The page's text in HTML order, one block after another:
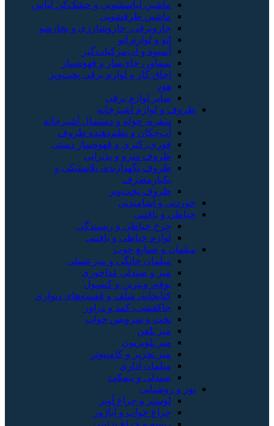
ماشین لباسشویی و خشک‌کن لباس
ماشین ظرفشویی
جاروبرقی، جاروشارژی و بخارشو
اتو و لوازم اتو
آبمیوه و آب‌مرکبات‌گیر
سماور، چای‌ساز و قهوه‌ساز
اجاق گاز و لوازم برقی پخت‌وپز
هود
سایر لوازم برقی
ظروف و لوازم آشپزخانه
سفره، حوله و دستمال آشپزخانه
آب‌چکان و نظم‌دهنده ظروف
قوری، کتری و قهوه‌ساز دستی
ظروف سرو و پذیرایی
ظروف نگهدارنده، پلاستیکی و
یکبارمصرف
ظروف پخت‌وپز
خوردنی و آشامیدنی
خیاطی و بافتنی
چرخ خیاطی و ریسندگی
لوازم خیاطی و بافتنی
مبلمان و صنایع چوب
مبلمان خانگی و میزعسلی
میز و صندلی غذاخوری
بوفه، ویترین و کنسول
کتابخانه، شلف و قفسه‌های دیواری
جاکفشی، کمد و دراور
تخت و سرویس خواب
میز تلفن
میز تلویزیون
میز تحریر و کامپیوتر
مبلمان اداری
صندلی و نیمکت
نور و روشنایی
لوستر و چراغ آویز
چراغ خواب و آباژور